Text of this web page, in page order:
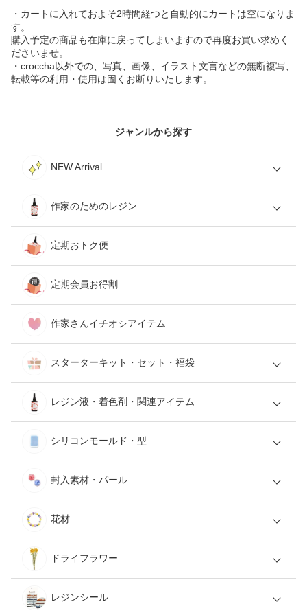
・カートに入れておよそ2時間経つと自動的にカートは空になりま
す。
購入予定の商品も在庫に戻ってしまいますので再度お買い求めく
ださいませ。
・croccha以外での、写真、画像、イラスト文言などの無断複写、
転載等の利用・使用は固くお断りいたします。
ジャンルから探す
NEW Arrival
作家のためのレジン
定期おトク便
定期会員お得割
作家さんイチオシアイテム
スターターキット・セット・福袋
レジン液・着色剤・関連アイテム
シリコンモールド・型
封入素材・パール
花材
ドライフラワー
レジンシール